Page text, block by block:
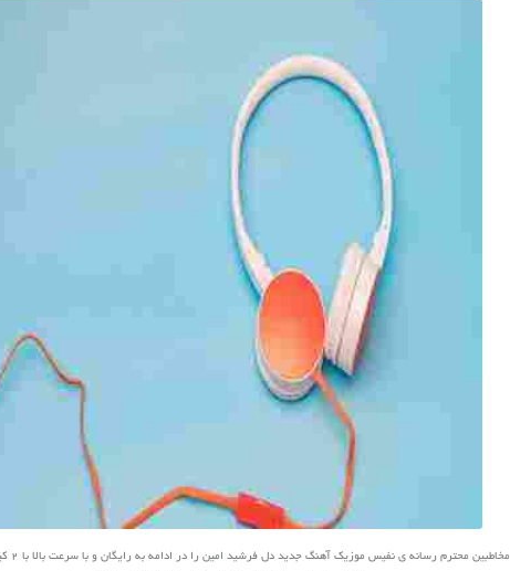
مخاطبین محترم رسانه ی نفیس موزیک آهنگ جدید دل فرشید امین را در ادامه به رایگان و با سرعت بالا با 2 کیفیت دانلود کنید